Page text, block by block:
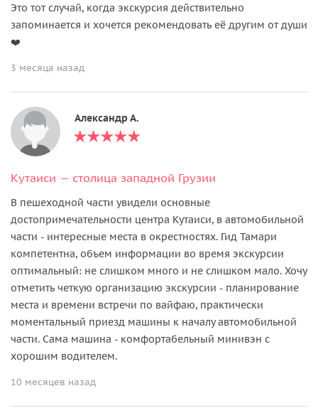
Это тот случай, когда экскурсия действительно
запоминается и хочется рекомендовать её другим от души
❤️
3 месяца назад
Александр А.
Кутаиси — столица западной Грузии
В пешеходной части увидели основные
достопримечательности центра Кутаиси, в автомобильной
части - интересные места в окрестностях. Гид Тамари
компетентна, объем информации во время экскурсии
оптимальный: не слишком много и не слишком мало. Хочу
отметить четкую организацию экскурсии - планирование
места и времени встречи по вайфаю, практически
моментальный приезд машины к началу автомобильной
части. Сама машина - комфортабельный минивэн с
хорошим водителем.
10 месяцев назад